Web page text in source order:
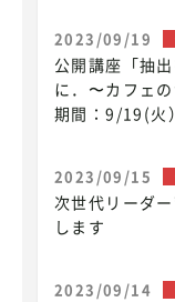
2023/09/19
公開講座「抽
に．〜カフェ
期間：9/19(火
2023/09/15
次世代リーダ
します
2023/09/14